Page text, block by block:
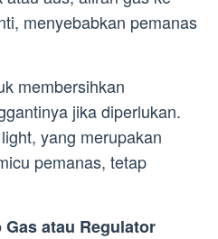
menyebabkan pemanas
membersihkan
jika diperlukan.
yang merupakan
pemanas, tetap
atau Regulator